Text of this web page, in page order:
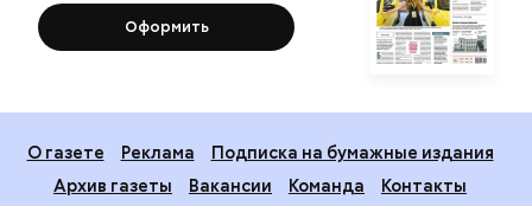
Оформить
О газете Реклама
Подписка на бумажные издания
Архив газеты
Вакансии Команда
Контакты